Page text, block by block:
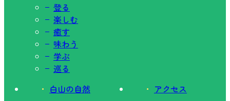
登る
楽しむ
癒す
味わう
学ぶ
巡る
白山の自然
アクセス